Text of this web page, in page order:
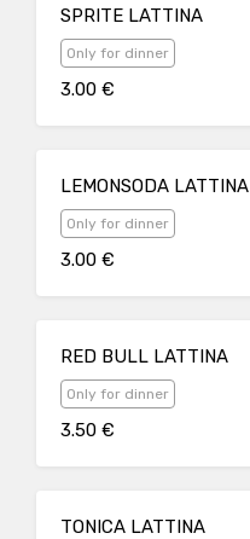
SPRITE LATTINA
Only for dinner
3.00 €
LEMONSODA LATTINA
Only for dinner
3.00 €
RED BULL LATTINA
Only for dinner
3.50 €
TONICA LATTINA